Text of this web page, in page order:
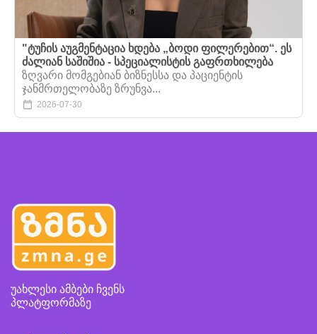
"ტუჩის აუგმენტაცია ხდება „ბოდი ფილერებით“. ეს
ძალიან საშიშია - სპეციალისტის გაფრთხილება
ზღვარი მომგებიან ბიზნესსა და პაციენტის
ჯანმრთელობაზე ზრუნვა...
2026-07-30
უახლესი ამბები ჩვენს
პლატფორმაზე